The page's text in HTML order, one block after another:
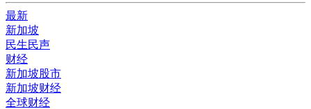
最新
新加坡
民生民声
财经
新加坡股市
新加坡财经
全球财经